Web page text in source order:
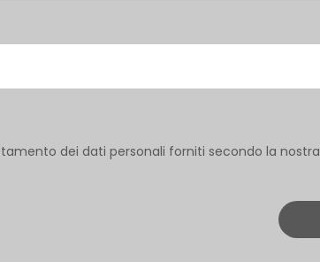
dei dati personali forniti secondo la nostra